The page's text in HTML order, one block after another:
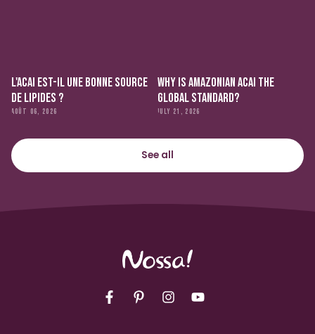
L'ACAI EST-IL UNE BONNE SOURCE
DE LIPIDES ?
AOÛT 06, 2026
WHY IS AMAZONIAN ACAI THE
GLOBAL STANDARD?
JULY 21, 2026
See all